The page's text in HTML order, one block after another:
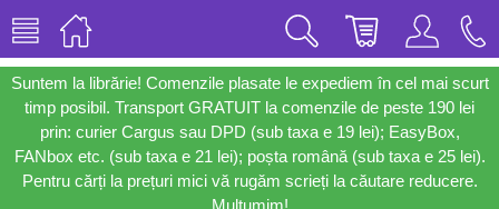
Suntem la librărie! Comenzile plasate le expediem în cel mai scurt
timp posibil. Transport GRATUIT la comenzile de peste 190 lei
prin: curier Cargus sau DPD (sub taxa e 19 lei); EasyBox,
FANbox etc. (sub taxa e 21 lei); poșta română (sub taxa e 25 lei).
Pentru cărți la prețuri mici vă rugăm scrieți la căutare reducere.
Mulțumim!